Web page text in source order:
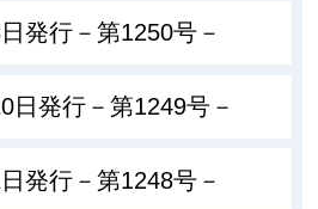
発行－第1250号－
日発行－第1249号－
発行－第1248号－